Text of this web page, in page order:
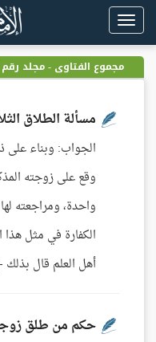
Toggle
navigation
مجموع الفتاوى - مجلد رقم 22
مسألة الطلاق
الجواب: وبناء على
وقع على زوجته
واحدة، ومراجعته
الكفارة في مثل هذا
أهل العلم قال بذلك
حكم من طلق